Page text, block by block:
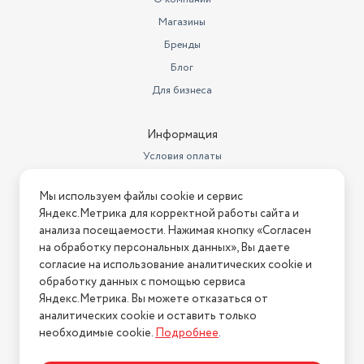
Магазины
Бренды
Блог
Для бизнеса
Информация
Условия оплаты
Условия возврата
Нашли ошибку на сайте? Напишите нам
2026 © Интернет-магазин "АстМаркет". У нас есть всё!
Политика конфиденциальности
Мы используем файлы cookie и сервис
Яндекс.Метрика для корректной работы сайта и
анализа посещаемости. Нажимая кнопку «Согласен
на обработку персональных данных», Вы даете
согласие на использование аналитических cookie и
обработку данных с помощью сервиса
Яндекс.Метрика. Вы можете отказаться от
аналитических cookie и оставить только
необходимые cookie.Подробнее.